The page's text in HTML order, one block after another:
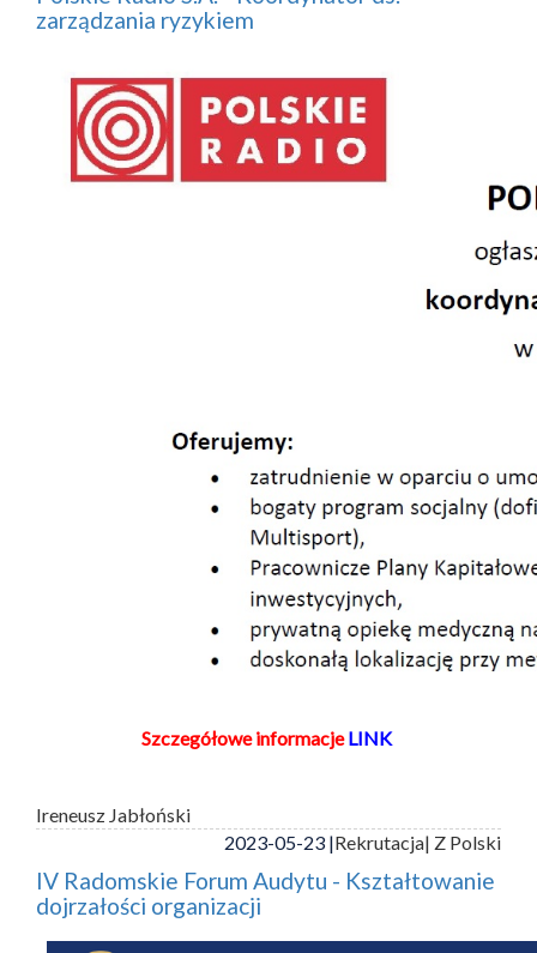
zarządzania ryzykiem
Szczegółowe informacje LINK
Ireneusz Jabłoński
2023-05-23 |Rekrutacja| Z Polski
IV Radomskie Forum Audytu - Kształtowanie
dojrzałości organizacji